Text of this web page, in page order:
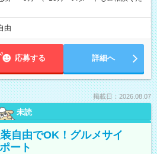
由
応募する 詳細へ
掲載日：2026.08.07
未読
自由でOK！グルメサイ
ート